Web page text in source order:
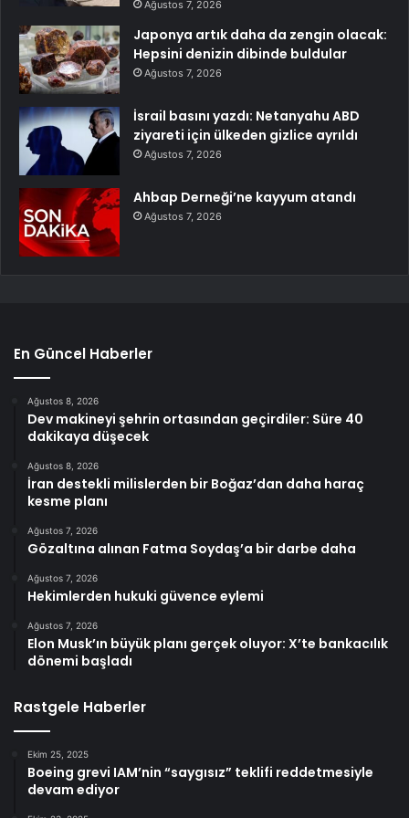
Ağustos 7, 2026
Japonya artık daha da zengin olacak:
Hepsini denizin dibinde buldular
Ağustos 7, 2026
İsrail basını yazdı: Netanyahu ABD
ziyareti için ülkeden gizlice ayrıldı
Ağustos 7, 2026
Ahbap Derneği’ne kayyum atandı
Ağustos 7, 2026
En Güncel Haberler
Ağustos 8, 2026
Dev makineyi şehrin ortasından geçirdiler: Süre 40
dakikaya düşecek
Ağustos 8, 2026
İran destekli milislerden bir Boğaz’dan daha haraç
kesme planı
Ağustos 7, 2026
Gözaltına alınan Fatma Soydaş’a bir darbe daha
Ağustos 7, 2026
Hekimlerden hukuki güvence eylemi
Ağustos 7, 2026
Elon Musk’ın büyük planı gerçek oluyor: X’te bankacılık
dönemi başladı
Rastgele Haberler
Ekim 25, 2025
Boeing grevi IAM’nin “saygısız” teklifi reddetmesiyle
devam ediyor